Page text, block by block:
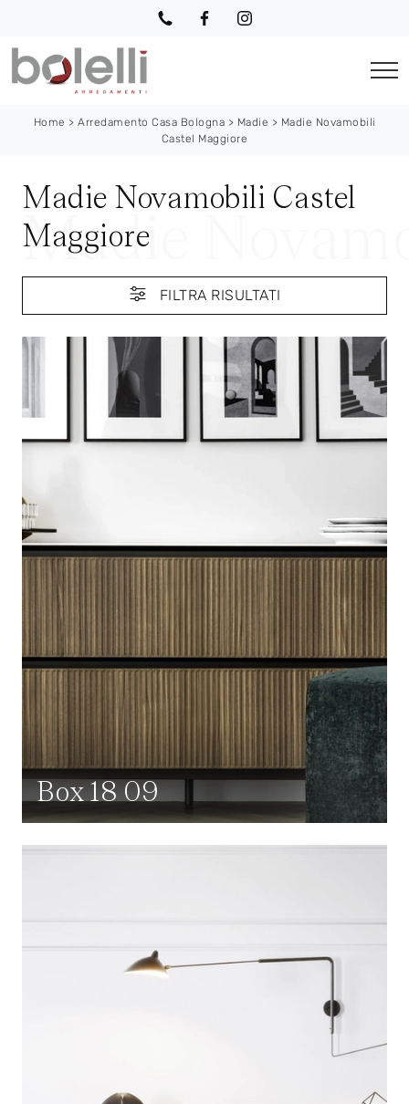
Home > Arredamento Casa Bologna > Madie > Madie Novamobili
Castel Maggiore
Madie Novamobili Castel
Maggiore
FILTRA RISULTATI
Box 18 09